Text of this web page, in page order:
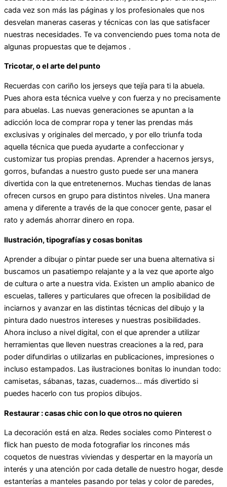
cada vez son más las páginas y los profesionales que nos
desvelan maneras caseras y técnicas con las que satisfacer
nuestras necesidades. Te va convenciendo pues toma nota de
algunas propuestas que te dejamos .
Tricotar, o el arte del punto
Recuerdas con cariño los jerseys que tejía para ti la abuela.
Pues ahora esta técnica vuelve y con fuerza y no precisamente
para abuelas. Las nuevas generaciones se apuntan a la
adicción loca de comprar ropa y tener las prendas más
exclusivas y originales del mercado, y por ello triunfa toda
aquella técnica que pueda ayudarte a confeccionar y
customizar tus propias prendas. Aprender a hacernos jersys,
gorros, bufandas a nuestro gusto puede ser una manera
divertida con la que entretenernos. Muchas tiendas de lanas
ofrecen cursos en grupo para distintos niveles. Una manera
amena y diferente a través de la que conocer gente, pasar el
rato y además ahorrar dinero en ropa.
Ilustración, tipografías y cosas bonitas
Aprender a dibujar o pintar puede ser una buena alternativa si
buscamos un pasatiempo relajante y a la vez que aporte algo
de cultura o arte a nuestra vida. Existen un amplio abanico de
escuelas, talleres y particulares que ofrecen la posibilidad de
inciarnos y avanzar en las distintas técnicas del dibujo y la
pintura dado nuestros intereses y nuestras posibilidades.
Ahora incluso a nivel digital, con el que aprender a utilizar
herramientas que lleven nuestras creaciones a la red, para
poder difundirlas o utilizarlas en publicaciones, impresiones o
incluso estampados. Las ilustraciones bonitas lo inundan todo:
camisetas, sábanas, tazas, cuadernos… más divertido si
puedes hacerlo con tus propios dibujos.
Restaurar : casas chic con lo que otros no quieren
La decoración está en alza. Redes sociales como Pinterest o
flick han puesto de moda fotografiar los rincones más
coquetos de nuestras viviendas y despertar en la mayoría un
interés y una atención por cada detalle de nuestro hogar, desde
estanterías a manteles pasando por telas y color de paredes,